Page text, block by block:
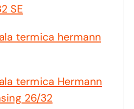
SE
termica hermann
termica Hermann
26/32